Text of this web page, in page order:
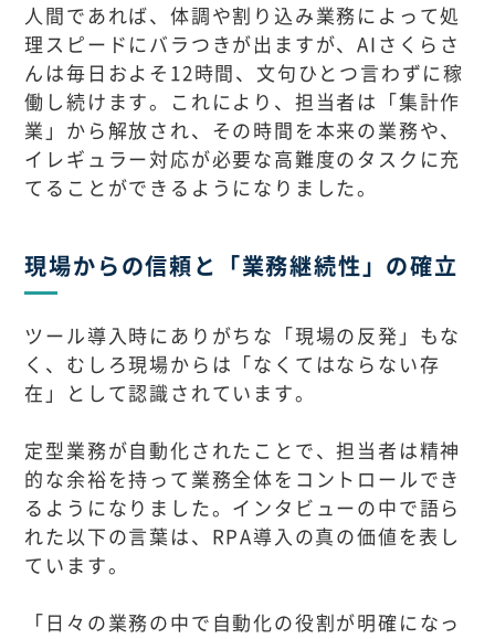
人間であれば、体調や割り込み業務によって処
理スピードにバラつきが出ますが、AIさくらさ
んは毎日およそ12時間、文句ひとつ言わずに稼
働し続けます。これにより、担当者は「集計作
業」から解放され、その時間を本来の業務や、
イレギュラー対応が必要な高難度のタスクに充
てることができるようになりました。
現場からの信頼と「業務継続性」の確立
ツール導入時にありがちな「現場の反発」もな
く、むしろ現場からは「なくてはならない存
在」として認識されています。
定型業務が自動化されたことで、担当者は精神
的な余裕を持って業務全体をコントロールでき
るようになりました。インタビューの中で語ら
れた以下の言葉は、RPA導入の真の価値を表し
ています。
「日々の業務の中で自動化の役割が明確になっ